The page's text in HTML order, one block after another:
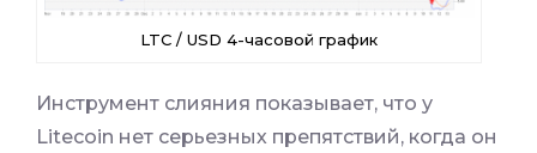
LTC / USD 4-часовой график
Инструмент слияния показывает, что у
Litecoin нет серьезных препятствий, когда он